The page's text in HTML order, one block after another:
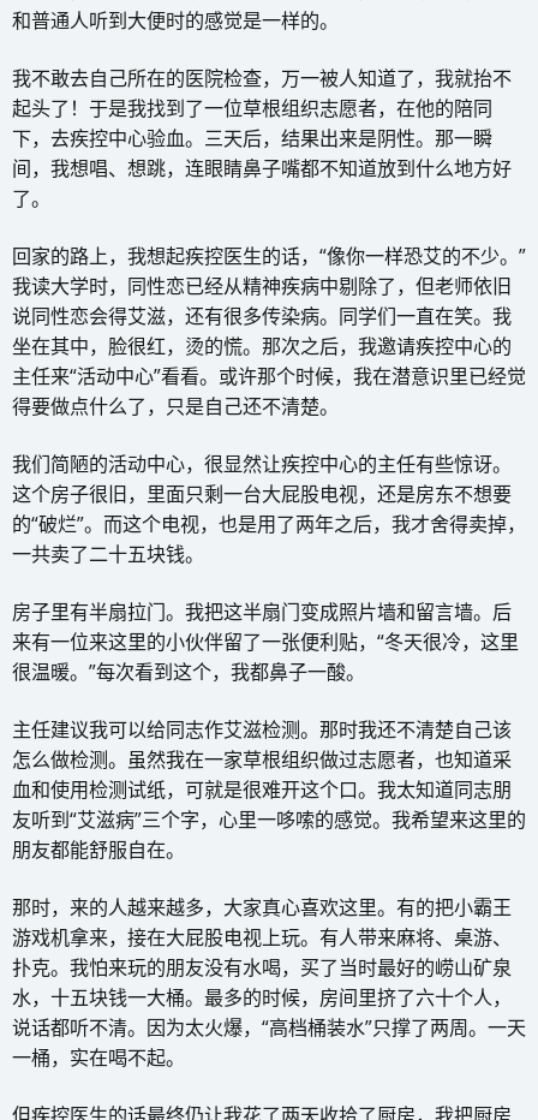
和普通人听到大便时的感觉是一样的。
我不敢去自己所在的医院检查，万一被人知道了，我就抬不
起头了！于是我找到了一位草根组织志愿者，在他的陪同
下，去疾控中心验血。三天后，结果出来是阴性。那一瞬
间，我想唱、想跳，连眼睛鼻子嘴都不知道放到什么地方好
了。
回家的路上，我想起疾控医生的话，“像你一样恐艾的不少。”
我读大学时，同性恋已经从精神疾病中剔除了，但老师依旧
说同性恋会得艾滋，还有很多传染病。同学们一直在笑。我
坐在其中，脸很红，烫的慌。那次之后，我邀请疾控中心的
主任来“活动中心”看看。或许那个时候，我在潜意识里已经觉
得要做点什么了，只是自己还不清楚。
我们简陋的活动中心，很显然让疾控中心的主任有些惊讶。
这个房子很旧，里面只剩一台大屁股电视，还是房东不想要
的“破烂”。而这个电视，也是用了两年之后，我才舍得卖掉，
一共卖了二十五块钱。
房子里有半扇拉门。我把这半扇门变成照片墙和留言墙。后
来有一位来这里的小伙伴留了一张便利贴，“冬天很冷，这里
很温暖。”每次看到这个，我都鼻子一酸。
主任建议我可以给同志作艾滋检测。那时我还不清楚自己该
怎么做检测。虽然我在一家草根组织做过志愿者，也知道采
血和使用检测试纸，可就是很难开这个口。我太知道同志朋
友听到“艾滋病”三个字，心里一哆嗦的感觉。我希望来这里的
朋友都能舒服自在。
那时，来的人越来越多，大家真心喜欢这里。有的把小霸王
游戏机拿来，接在大屁股电视上玩。有人带来麻将、桌游、
扑克。我怕来玩的朋友没有水喝，买了当时最好的崂山矿泉
水，十五块钱一大桶。最多的时候，房间里挤了六十个人，
说话都听不清。因为太火爆，“高档桶装水”只撑了两周。一天
一桶，实在喝不起。